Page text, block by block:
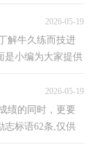
2026-05-19
解牛久练而技进
是小编为大家提供
2026-05-19
绩的同时，更要
志标语62条,仅供